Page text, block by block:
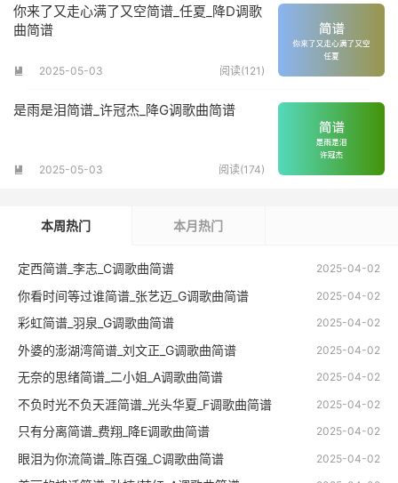
你来了又走心满了又空简谱_任夏_降D调歌
曲简谱
 2025-05-03 阅读(121)
是雨是泪简谱_许冠杰_降G调歌曲简谱
 2025-05-03 阅读(174)
本周热门 本月热门
2025-04-02
定西简谱_李志_C调歌曲简谱
2025-04-02
你看时间等过谁简谱_张艺迈_G调歌曲简谱
2025-04-02
彩虹简谱_羽泉_G调歌曲简谱
2025-04-02
外婆的澎湖湾简谱_刘文正_G调歌曲简谱
2025-04-02
无奈的思绪简谱_二小姐_A调歌曲简谱
2025-04-02
不负时光不负天涯简谱_光头华夏_F调歌曲简谱
2025-04-02
只有分离简谱_费翔_降E调歌曲简谱
2025-04-02
眼泪为你流简谱_陈百强_C调歌曲简谱